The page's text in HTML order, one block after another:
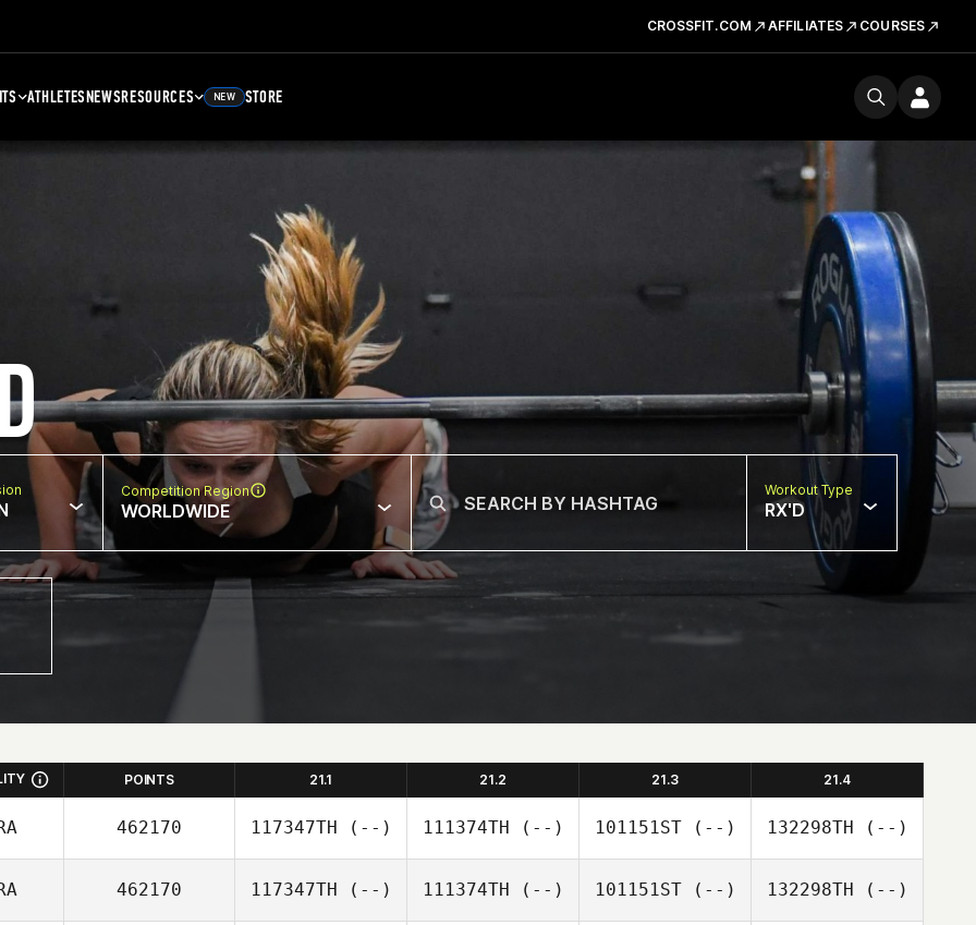
CROSSFIT.COM AFFILIATES COURSES
ATHLETESNEWSRESOURCES NEW STORE
Competition Region
WORLDWIDE
Workout Type
RX'D
POINTS 21.1 21.2 21.3 21.4
462170 117347TH (--) 111374TH (--) 101151ST(--) 132298TH (--)
462170 117347TH (--) 111374TH (--) 101151ST(--) 132298TH (--)